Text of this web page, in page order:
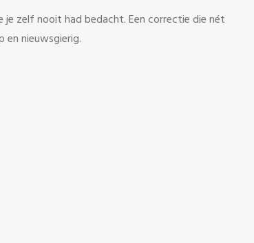
je zelf nooit had bedacht. Een correctie die nét
en nieuwsgierig.